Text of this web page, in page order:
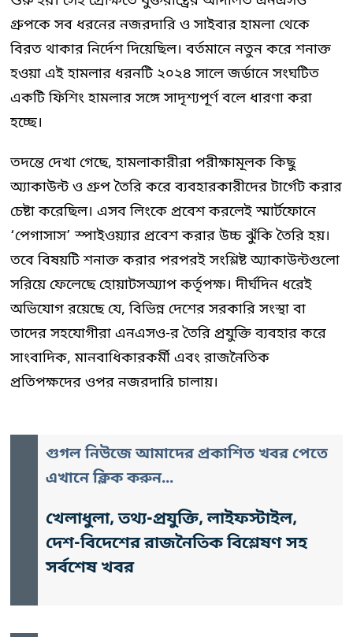
গ্রুপকে সব ধরনের নজরদারি ও সাইবার হামলা থেকে
বিরত থাকার নির্দেশ দিয়েছিল। বর্তমানে নতুন করে শনাক্ত
হওয়া এই হামলার ধরনটি ২০২৪ সালে জর্ডানে সংঘটিত
একটি ফিশিং হামলার সঙ্গে সাদৃশ্যপূর্ণ বলে ধারণা করা
হচ্ছে।
তদন্তে দেখা গেছে, হামলাকারীরা পরীক্ষামূলক কিছু
অ্যাকাউন্ট ও গ্রুপ তৈরি করে ব্যবহারকারীদের টার্গেট করার
চেষ্টা করেছিল। এসব লিংকে প্রবেশ করলেই স্মার্টফোনে
‘পেগাসাস’ স্পাইওয়্যার প্রবেশ করার উচ্চ ঝুঁকি তৈরি হয়।
তবে বিষয়টি শনাক্ত করার পরপরই সংশ্লিষ্ট অ্যাকাউন্টগুলো
সরিয়ে ফেলেছে হোয়াটসঅ্যাপ কর্তৃপক্ষ। দীর্ঘদিন ধরেই
অভিযোগ রয়েছে যে, বিভিন্ন দেশের সরকারি সংস্থা বা
তাদের সহযোগীরা এনএসও-র তৈরি প্রযুক্তি ব্যবহার করে
সাংবাদিক, মানবাধিকারকর্মী এবং রাজনৈতিক
প্রতিপক্ষদের ওপর নজরদারি চালায়।
গুগল নিউজে আমাদের প্রকাশিত খবর পেতে
এখানে ক্লিক করুন...
খেলাধুলা, তথ্য-প্রযুক্তি, লাইফস্টাইল,
দেশ-বিদেশের রাজনৈতিক বিশ্লেষণ সহ
সর্বশেষ খবর